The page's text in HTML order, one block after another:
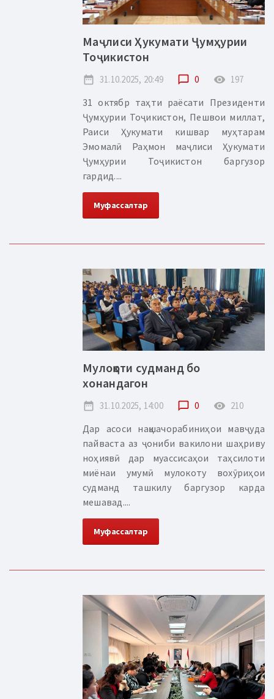
Маҷлиси Ҳукумати Ҷумҳурии
Тоҷикистон
date_range 31.10.2025, 20:49 chat_bubble_outline 0 remove_red_eye 197
31 октябр таҳти раёсати Президенти
Ҷумҳурии Тоҷикистон, Пешвои миллат,
Раиси Ҳукумати кишвар муҳтарам
Эмомалӣ Раҳмон маҷлиси Ҳукумати
Ҷумҳурии Тоҷикистон баргузор
гардид....
Муфассалтар
Мулоқоти судманд бо
хонандагон
date_range 31.10.2025, 14:00 chat_bubble_outline 0 remove_red_eye 210
Дар асоси нақшачорабиниҳои мавҷуда
пайваста аз ҷониби вакилони шаҳриву
ноҳиявӣ дар муассисаҳои таҳсилоти
миёнаи умумӣ мулокоту вохӯриҳои
судманд ташкилу баргузор карда
мешавад....
Муфассалтар